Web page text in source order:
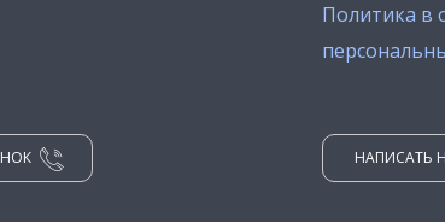
Политика в
НАПИСАТЬ